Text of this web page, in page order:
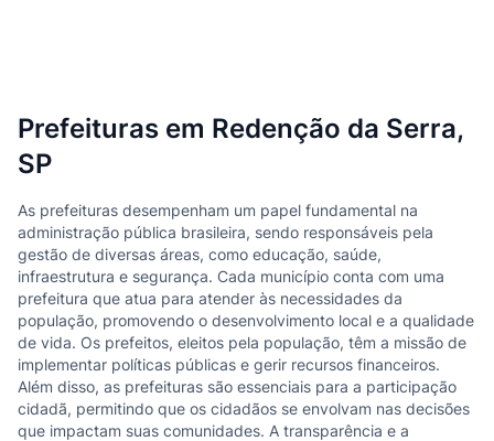
Prefeituras em Redenção da Serra,
SP
As prefeituras desempenham um papel fundamental na
administração pública brasileira, sendo responsáveis pela
gestão de diversas áreas, como educação, saúde,
infraestrutura e segurança. Cada município conta com uma
prefeitura que atua para atender às necessidades da
população, promovendo o desenvolvimento local e a qualidade
de vida. Os prefeitos, eleitos pela população, têm a missão de
implementar políticas públicas e gerir recursos financeiros.
Além disso, as prefeituras são essenciais para a participação
cidadã, permitindo que os cidadãos se envolvam nas decisões
que impactam suas comunidades. A transparência e a